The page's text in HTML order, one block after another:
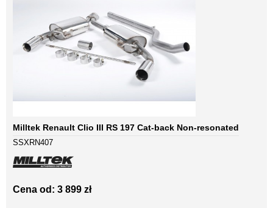
Milltek Renault Clio III RS 197 Cat-back Non-resonated
SSXRN407
Cena od: 3 899 zł